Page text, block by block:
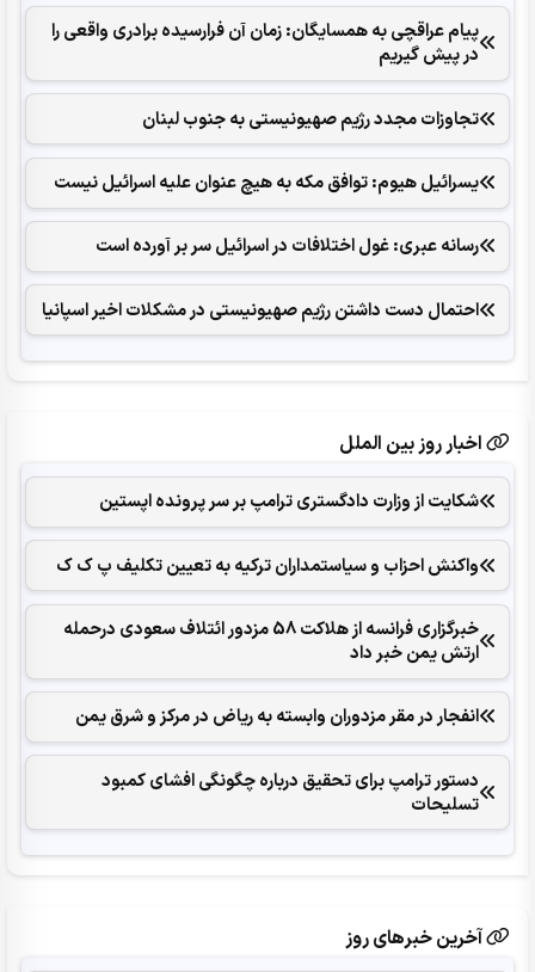
پیام عراقچی به همسایگان: زمان آن فرارسیده برادری واقعی را
در پیش گیریم
تجاوزات مجدد رژیم صهیونیستی به جنوب لبنان
یسرائیل هیوم: توافق مکه به هیچ عنوان علیه اسرائیل نیست
رسانه عبری: غول اختلافات در اسرائیل سر بر آورده است
احتمال دست داشتن رژیم صهیونیستی در مشکلات اخیر اسپانیا
اخبار روز بین الملل
شکایت از وزارت دادگستری ترامپ بر سر پرونده اپستین
واکنش احزاب و سیاستمداران ترکیه به تعیین تکلیف پ ک ک
خبرگزاری فرانسه از هلاکت 58 مزدور ائتلاف سعودی درحمله
ارتش یمن خبر داد
انفجار در مقر مزدوران وابسته به ریاض در مرکز و شرق یمن
دستور ترامپ برای تحقیق درباره چگونگی افشای کمبود
تسلیحات
آخرین خبرهای روز